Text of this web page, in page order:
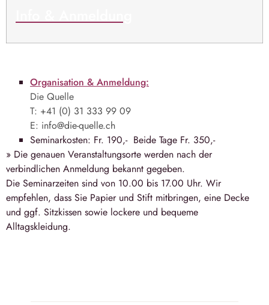
Organisation & Anmeldung:
Die Quelle
T: +41 (0) 31 333 99 09
E: info@die-quelle.ch
Seminarkosten: Fr. 190,- Beide Tage Fr. 350,-
» Die genauen Veranstaltungsorte werden nach der
verbindlichen Anmeldung bekannt gegeben.
Die Seminarzeiten sind von 10.00 bis 17.00 Uhr. Wir
empfehlen, dass Sie Papier und Stift mitbringen, eine Decke
und ggf. Sitzkissen sowie lockere und bequeme
Alltagskleidung.